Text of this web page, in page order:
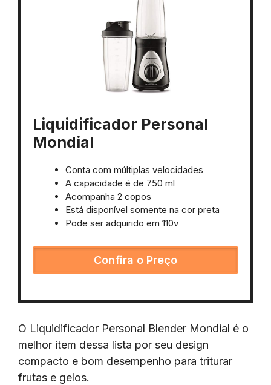
Liquidificador Personal
Mondial
Conta com múltiplas velocidades
A capacidade é de 750 ml
Acompanha 2 copos
Está disponível somente na cor preta
Pode ser adquirido em 110v
Confira o Preço
O Liquidificador Personal Blender Mondial é o
melhor item dessa lista por seu design
compacto e bom desempenho para triturar
frutas e gelos.